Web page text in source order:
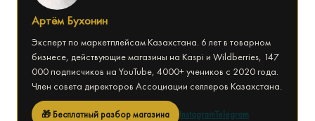
Артём Бухонин
Эксперт по маркетплейсам Казахстана. 6 лет в товарном
бизнесе, действующие магазины на Kaspi и Wildberries, 147
000 подписчиков на YouTube, 4000+ учеников с 2020 года.
Член совета директоров Ассоциации селлеров Казахстана.
🎁 Бесплатный разбор магазина InstagramTelegram